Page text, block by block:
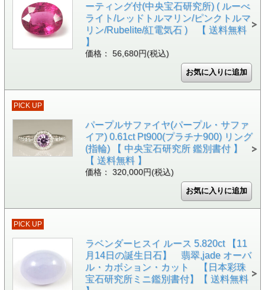
ーティング付(中央宝石研究所) ( ルーべ
ライト/レッドトルマリン/ピンクトルマ
リン/Rubelite/紅電気石 ) 【 送料無料
】
価格： 56,680円(税込)
PICK UP
パープルサファイヤ(パープル・サファ
イア) 0.61ct Pt900(プラチナ900) リング
(指輪) 【 中央宝石研究所 鑑別書付 】
【 送料無料 】
価格： 320,000円(税込)
PICK UP
ラベンダーヒスイ ルース 5.820ct 【11
月14日の誕生日石】 翡翠,jade オーバ
ル・カボション・カット 【日本彩珠
宝石研究所ミニ鑑別書付】【 送料無料